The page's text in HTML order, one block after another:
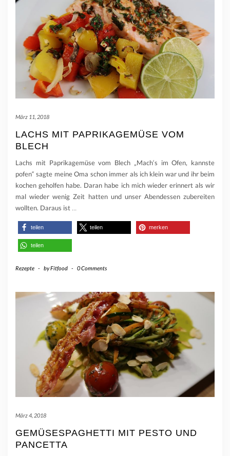
März 11, 2018
LACHS MIT PAPRIKAGEMÜSE VOM
BLECH
Lachs mit Paprikagemüse vom Blech „Mach‘s im Ofen, kannste
pofen“ sagte meine Oma schon immer als ich klein war und ihr beim
kochen geholfen habe. Daran habe ich mich wieder erinnert als wir
mal wieder wenig Zeit hatten und unser Abendessen zubereiten
wollten. Daraus ist…
teilen teilen merken
teilen
Rezepte - byFitfood - 0 Comments
März 4, 2018
GEMÜSESPAGHETTI MIT PESTO UND
PANCETTA